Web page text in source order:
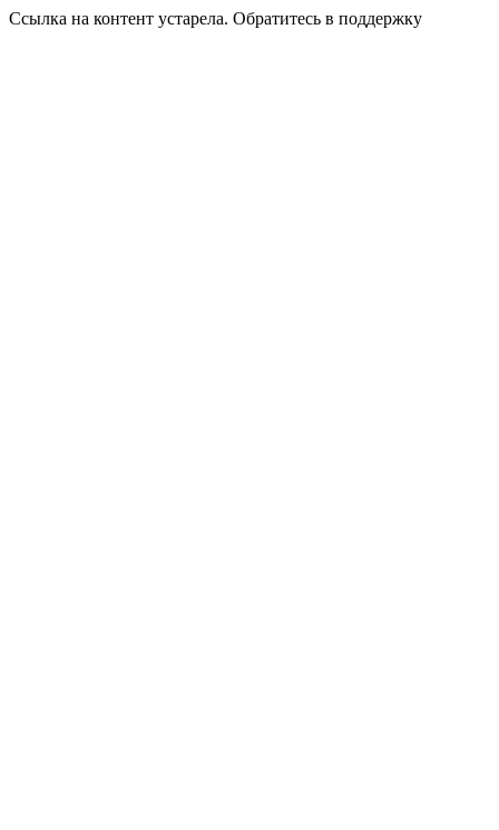
Ссылка на контент устарела. Обратитесь в поддержку